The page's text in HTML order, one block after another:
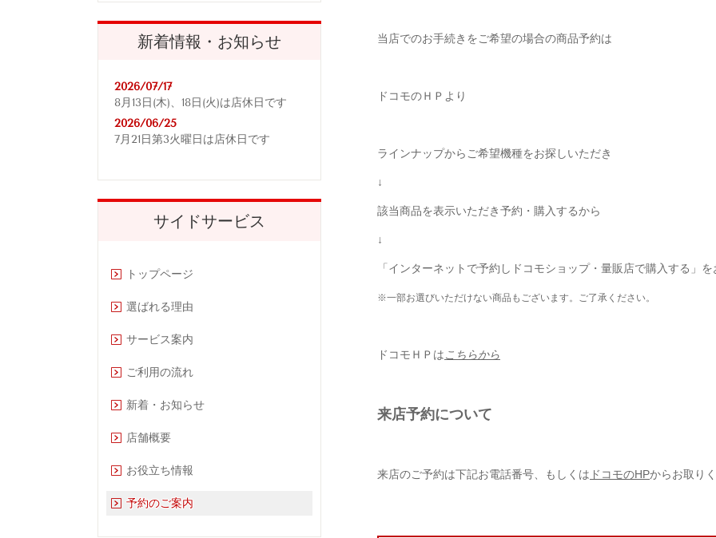
当店でのお手続きをご希望の場合の商品予約は
ドコモのＨＰより
ラインナップからご希望機種をお探しいただき
↓
該当商品を表示いただき予約・購入するから
↓
「インターネットで予約しドコモショップ・量販店で購入する」を
※一部お選びいただけない商品もございます。ご了承ください。
ドコモＨＰはこちらから
来店予約について
来店のご予約は下記お電話番号、もしくは ドコモのHPからお取りく
新着情報・お知らせ
2026/07/17
8月13日(木)、18日(火)は店休日です
2026/06/25
7月21日第3火曜日は店休日です
サイドサービス
トップページ
選ばれる理由
サービス案内
ご利用の流れ
新着・お知らせ
店舗概要
お役立ち情報
予約のご案内